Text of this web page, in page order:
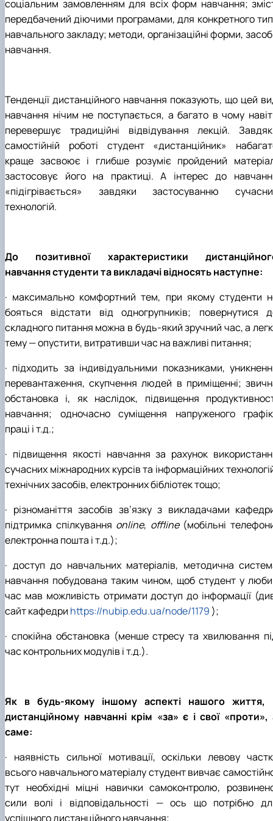
соціальним замовленням для всіх форм навчання;
передбачений діючими програмами, для конкретного
навчального закладу; методи, організаційні форми,
навчання.
Тенденції дистанційного навчання показують, що цей
навчання нічим не поступається, а багато в чому
перевершує традиційні відвідування лекцій.
самостійній роботі студент «дистанційник»
краще засвоює і глибше розуміє пройдений
застосовує його на практиці. А інтерес до
«підігрівається» завдяки застосуванню
технологій.
До позитивної характеристики
навчання студенти та викладачі відносять наступне:
· максимально комфортний тем, при якому студенти
бояться відстати від одногрупників; повернутися
складного питання можна в будь-який зручний час, а
тему — опустити, витративши час на важливі питання;
· підходить за індивідуальними показниками,
перевантаження, скупчення людей в приміщенні;
обстановка і, як наслідок, підвищення
навчання; одночасно суміщення напруженого
праці і т.д.;
· підвищення якості навчання за рахунок
сучасних міжнародних курсів та інформаційних
технічних засобів, електронних бібліотек тощо;
· різноманіття засобів зв’язку з викладачами
підтримка спілкування online, offline(мобільні
електронна пошта і т.д.);
· доступ до навчальних матеріалів, методична
навчання побудована таким чином, щоб студент у
час мав можливість отримати доступ до інформації
сайт кафедри https://nubip.edu.ua/node/1179);
· спокійна обстановка (менше стресу та хвилювання
час контрольних модулів і т.д.).
Як в будь-якому іншому аспекті нашого життя,
дистанційному навчанні крім «за» є і свої «проти»,
саме:
· наявність сильної мотивації, оскільки левову
всього навчального матеріалу студент вивчає
тут необхідні міцні навички самоконтролю,
сили волі і відповідальності — ось що потрібно
успішного дистанційного навчання;